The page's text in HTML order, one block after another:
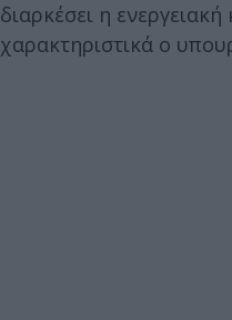
διαρκέσει η
χαρακτηριστικά ο